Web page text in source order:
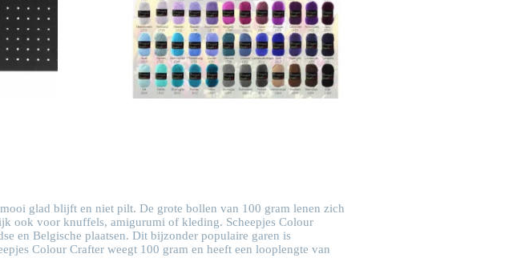
glad blijft en niet pilt. De grote bollen van 100 gram lenen zich
ook voor knuffels, amigurumi of kleding. Scheepjes Colour
en Belgische plaatsen. Dit bijzonder populaire garen is
Colour Crafter weegt 100 gram en heeft een looplengte van